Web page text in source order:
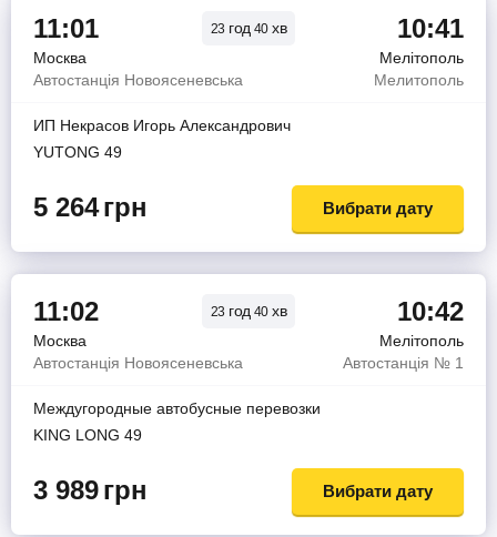
11:01 23 год 40 хв 10:41
Москва
Мелітополь
Автостанція Новоясеневська
Мелитополь
ИП Некрасов Игорь Александрович
YUTONG 49
5 264грн Вибрати дату
11:02 23 год 40 хв 10:42
Москва
Мелітополь
Автостанція Новоясеневська
Автостанція № 1
Междугородные автобусные перевозки
KING LONG 49
3 989грн Вибрати дату